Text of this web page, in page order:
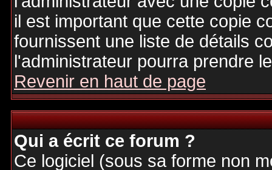
il est important que cette copie
fournissent une liste de détails
l'administrateur pourra prendre
Revenir en haut de page
Qui a écrit ce forum ?
Ce logiciel (sous sa forme non